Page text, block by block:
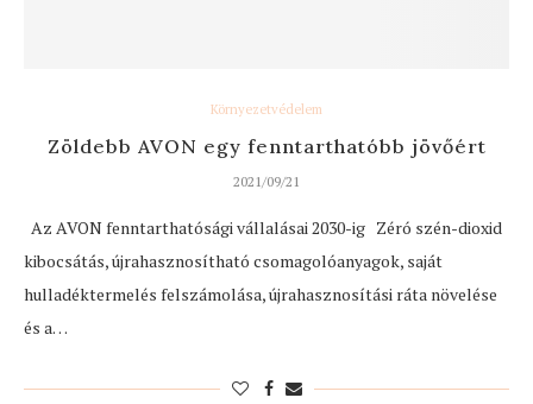
Környezetvédelem
Zöldebb AVON egy fenntarthatóbb jövőért
2021/09/21
Az AVON fenntarthatósági vállalásai 2030-ig Zéró szén-dioxid
kibocsátás, újrahasznosítható csomagolóanyagok, saját
hulladéktermelés felszámolása, újrahasznosítási ráta növelése
és a…